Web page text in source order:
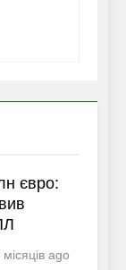
євро:
місяців ago